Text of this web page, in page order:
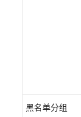
外
黑名单分组